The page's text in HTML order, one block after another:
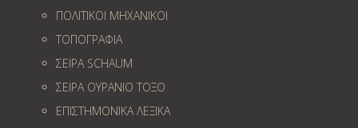
ΠΟΛΙΤΙΚΟΙ ΜΗΧΑΝΙΚΟΙ
ΤΟΠΟΓΡΑΦΙΑ
ΣΕΙΡΑ SCHAUM
ΣΕΙΡΑ ΟΥΡΑΝΙΟ ΤΟΞΟ
ΕΠΙΣΤΗΜΟΝΙΚΑ ΛΕΞΙΚΑ